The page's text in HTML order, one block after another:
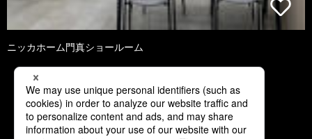
ニッカホーム門真ショールーム
1 2 3 4 5